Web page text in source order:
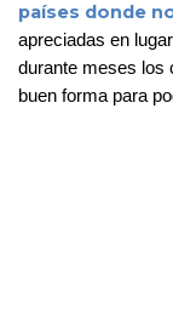
países donde
apreciadas en
durante meses los
buen forma para